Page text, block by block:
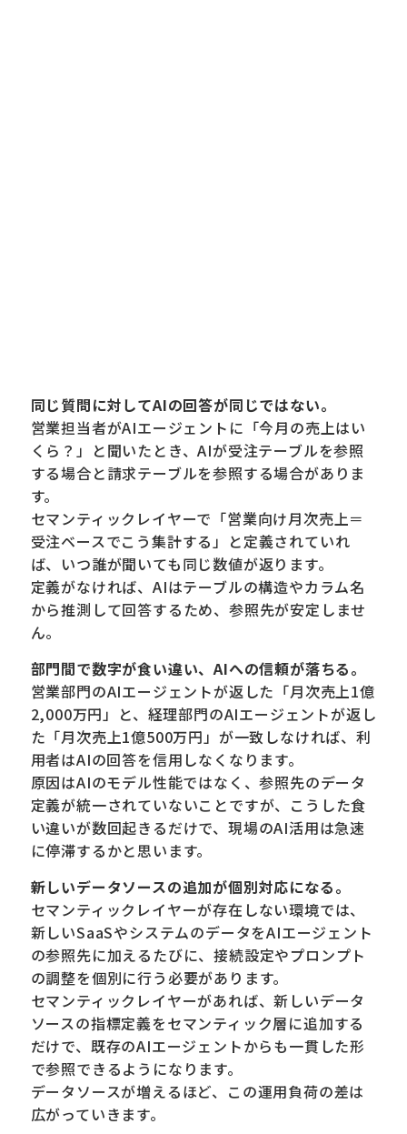
同じ質問に対してAIの回答が同じではない。
営業担当者がAIエージェントに「今月の売上はい
くら？」と聞いたとき、AIが受注テーブルを参照
する場合と請求テーブルを参照する場合がありま
す。
セマンティックレイヤーで「営業向け月次売上＝
受注ベースでこう集計する」と定義されていれ
ば、いつ誰が聞いても同じ数値が返ります。
定義がなければ、AIはテーブルの構造やカラム名
から推測して回答するため、参照先が安定しませ
ん。
部門間で数字が食い違い、AIへの信頼が落ちる。
営業部門のAIエージェントが返した「月次売上1億
2,000万円」と、経理部門のAIエージェントが返し
た「月次売上1億500万円」が一致しなければ、利
用者はAIの回答を信用しなくなります。
原因はAIのモデル性能ではなく、参照先のデータ
定義が統一されていないことですが、こうした食
い違いが数回起きるだけで、現場のAI活用は急速
に停滞するかと思います。
新しいデータソースの追加が個別対応になる。
セマンティックレイヤーが存在しない環境では、
新しいSaaSやシステムのデータをAIエージェント
の参照先に加えるたびに、接続設定やプロンプト
の調整を個別に行う必要があります。
セマンティックレイヤーがあれば、新しいデータ
ソースの指標定義をセマンティック層に追加する
だけで、既存のAIエージェントからも一貫した形
で参照できるようになります。
データソースが増えるほど、この運用負荷の差は
広がっていきます。